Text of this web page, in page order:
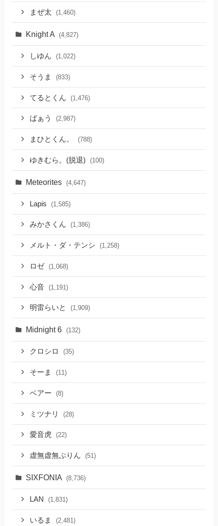
まぜ太 (1,460)
Knight A (4,827)
しゆん (1,022)
そうま (833)
てるとくん (1,476)
ばぁう (2,987)
まひとくん。 (788)
ゆきむら。(脱退) (100)
Meteorites (4,647)
Lapis (1,585)
みかさくん (1,386)
メルト・ダ・テンシ (1,258)
ロゼ (1,068)
心音 (1,191)
明雷らいと (1,909)
Midnight 6 (132)
クロシロ (35)
そーま (11)
ベアー (8)
ミツナリ (28)
愛音虎 (22)
虚無虚無ぷりん (51)
SIXFONIA (8,736)
LAN (1,831)
いるま (2,481)